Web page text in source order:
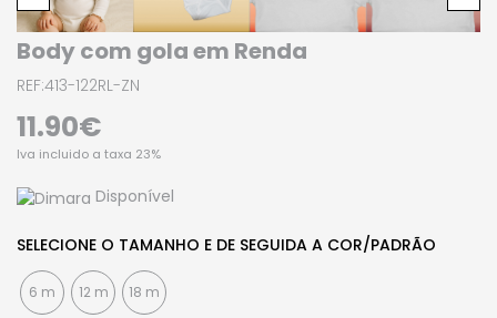
Body com gola em Renda
REF:413-122RL-ZN
11.90€
Iva incluido a taxa 23%
Disponível
SELECIONE O TAMANHO E DE SEGUIDA A COR/PADRÃO
6 m 12 m 18 m